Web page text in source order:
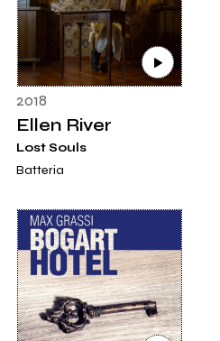
2018
Ellen River
Lost Souls
Batteria